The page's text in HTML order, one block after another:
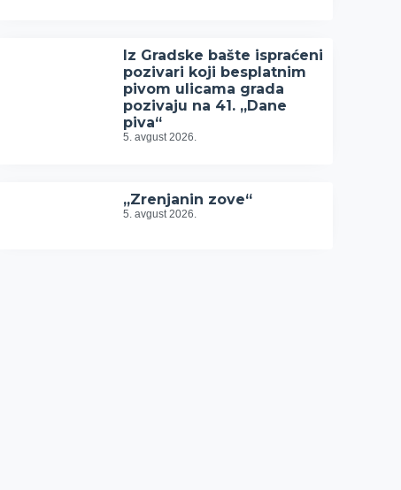
Iz Gradske bašte ispraćeni
pozivari koji besplatnim
pivom ulicama grada
pozivaju na 41. „Dane
piva“
5. avgust 2026.
„Zrenjanin zove“
5. avgust 2026.